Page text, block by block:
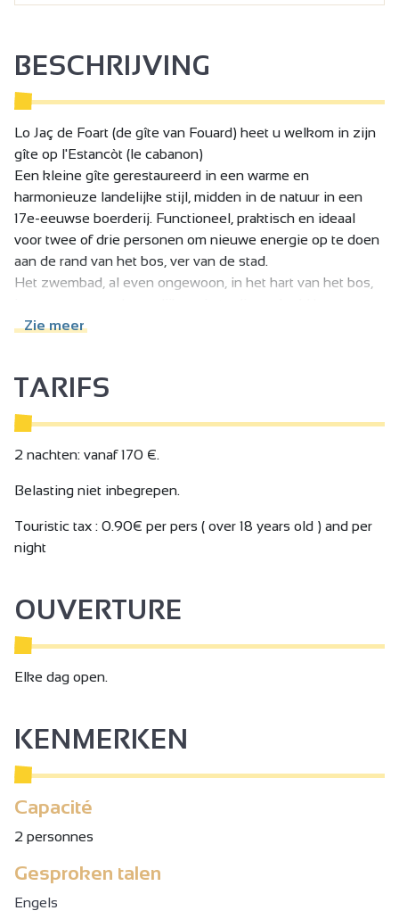
BESCHRIJVING
Lo Jaç de Foart (de gîte van Fouard) heet u welkom in zijn
gîte op l'Estancòt (le cabanon)
Een kleine gîte gerestaureerd in een warme en
harmonieuze landelijke stijl, midden in de natuur in een
17e-eeuwse boerderij. Functioneel, praktisch en ideaal
voor twee of drie personen om nieuwe energie op te doen
aan de rand van het bos, ver van de stad.
Het zwembad, al even ongewoon, in het hart van het bos,
worden door diegenen die dorst hebben naar koelte
harmonie met de natuur, die vrijheidslievende geesten
uitnodigt om te ontsnappen.
Lo Jaç de Foart heeft het kwaliteitshandvest van de regio
Saint-Félicien ondertekend: "Le Gout du Pays"!
Zie meer
TARIFS
2 nachten: vanaf 170 €.
Belasting niet inbegrepen.
Touristic tax : 0.90€ per pers ( over 18 years old ) and per
night
OUVERTURE
Elke dag open.
KENMERKEN
Capacité
2 personnes
Gesproken talen
Engels